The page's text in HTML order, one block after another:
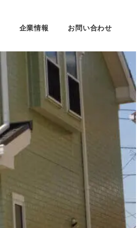
企業情報 お問い合わせ